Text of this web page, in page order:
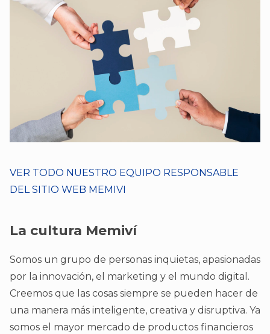
VER TODO NUESTRO EQUIPO RESPONSABLE
DEL SITIO WEB MEMIVI
La cultura Memiví
Somos un grupo de personas inquietas, apasionadas
por la innovación, el marketing y el mundo digital.
Creemos que las cosas siempre se pueden hacer de
una manera más inteligente, creativa y disruptiva. Ya
somos el mayor mercado de productos financieros